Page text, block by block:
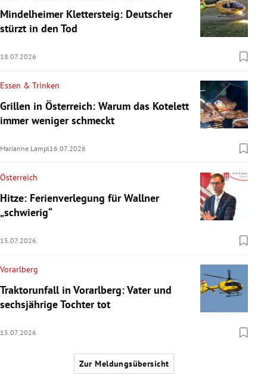
Mindelheimer Klettersteig: Deutscher
stürzt in den Tod
18.07.2026
Essen & Trinken
Grillen in Österreich: Warum das Kotelett
immer weniger schmeckt
Marianne Lampl16.07.2026
Österreich
Hitze: Ferienverlegung für Wallner
„schwierig“
15.07.2026
Vorarlberg
Traktorunfall in Vorarlberg: Vater und
sechsjährige Tochter tot
15.07.2026
Zur Meldungsübersicht